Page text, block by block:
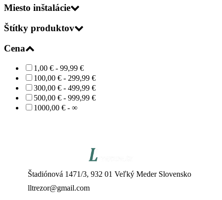
Miesto inštalácie
Štítky produktov
Cena
1,00 € - 99,99 €
100,00 € - 299,99 €
300,00 € - 499,99 €
500,00 € - 999,99 €
1000,00 € - ∞
Štadiónová 1471/3, 932 01 Veľký Meder Slovensko
lltrezor@gmail.com